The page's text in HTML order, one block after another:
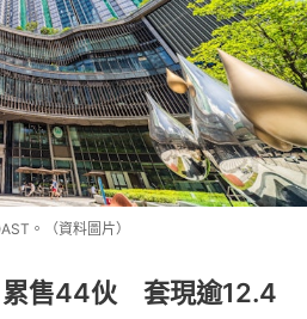
。（資料圖片）
累售44伙 套現逾12.4